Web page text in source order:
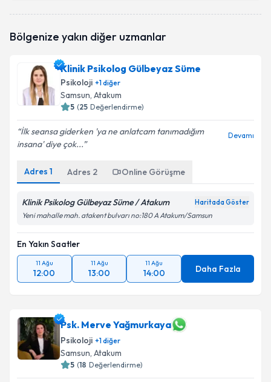
talebi oluşturun. Size bu uzmandan randevu almanız
bilgilendireceğiz.
E-posta Adresiniz
Kişisel verilerimin işlenmesine ilişkin
kapsamda işlenmesini kabul ediyorum.
Takvim Talebini Gönder
Bölgenize yakın diğer uzmanlar
Klinik Psikolog Gülbeyaz Süme
Psikoloji +1diğer
Samsun, Atakum
5 (25 Değerlendirme)
İlk seansa giderken 'ya ne anlatcam tanımadığım
insana' diye çok...
Devamı
Adres 1 Adres 2 Online Görüşme
Klinik Psikolog Gülbeyaz Süme / Atakum Haritada Göster
Yeni mahalle mah. atakent bulvarı no:180 A Atakum/Samsun
En Yakın Saatler
11 Ağu
12:00
11 Ağu
13:00
11 Ağu
14:00 Daha Fazla
Psk. Merve Yağmurkaya
Psikoloji +1diğer
Samsun, Atakum
5 (18 Değerlendirme)